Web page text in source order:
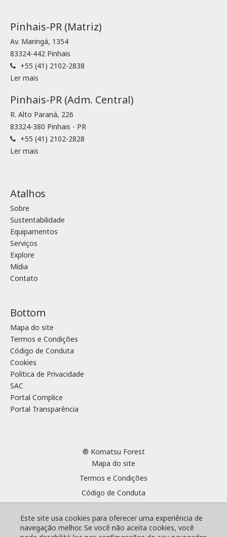
Pinhais-PR (Matriz)
Av. Maringá, 1354
83324-442 Pinhais
+55 (41) 2102-2838
Ler mais
Pinhais-PR (Adm. Central)
R. Alto Paraná, 226
83324-380 Pinhais - PR
+55 (41) 2102-2828
Ler mais
Atalhos
Sobre
Sustentabilidade
Equipamentos
Serviços
Explore
Mídia
Contato
Bottom
Mapa do site
Termos e Condições
Código de Conduta
Cookies
Política de Privacidade
SAC
Portal Complice
Portal Transparência
® Komatsu Forest
Mapa do site
Termos e Condições
Código de Conduta
Política de Privacidade
Este site usa cookies para oferecer uma experiência de
navegação melhor. Se você não aceita cookies, você